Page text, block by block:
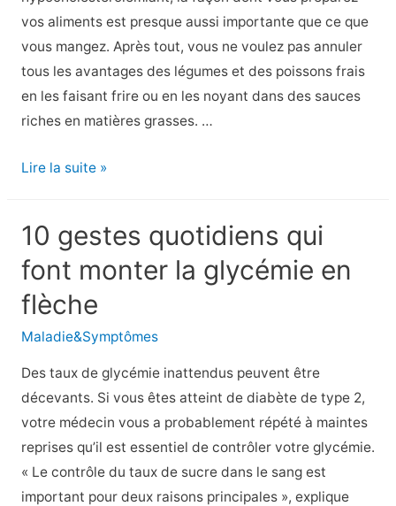
–
Centre
pour
vie
vos aliments est presque aussi importante que ce que
vous mangez. Après tout, vous ne voulez pas annuler
tous les avantages des légumes et des poissons frais
en les faisant frire ou en les noyant dans des sauces
riches en matières grasses. …
8
cuisiner
pour
un
régime
hypocholestérolémiant
Lire la suite »
10 gestes quotidiens qui
font monter la glycémie en
flèche
Maladie&Symptômes
Des taux de glycémie inattendus peuvent être
décevants. Si vous êtes atteint de diabète de type 2,
votre médecin vous a probablement répété à maintes
reprises qu’il est essentiel de contrôler votre glycémie.
« Le contrôle du taux de sucre dans le sang est
important pour deux raisons principales », explique